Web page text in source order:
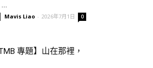
Mavis Liao - 2026年7月1日 0
專題】山在那裡，